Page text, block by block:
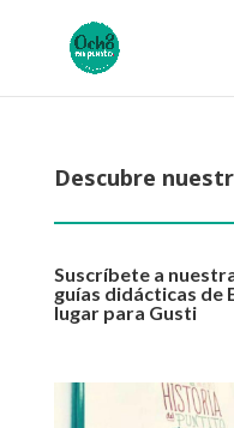
Descubre
Suscríbete a
guías didácticas de
lugar para Gusti